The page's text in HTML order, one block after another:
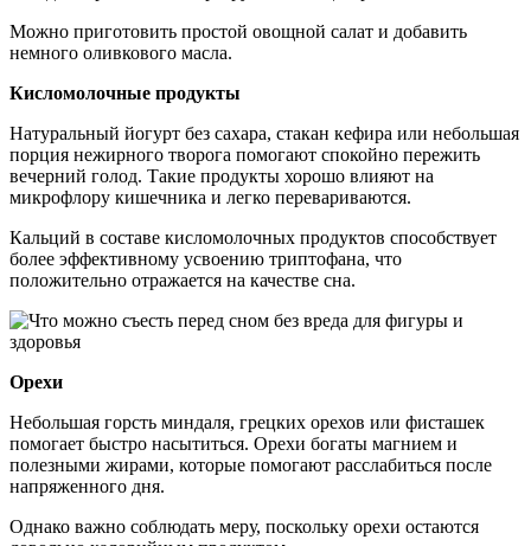
Можно приготовить простой овощной салат и добавить
немного оливкового масла.
Кисломолочные продукты
Натуральный йогурт без сахара, стакан кефира или небольшая
порция нежирного творога помогают спокойно пережить
вечерний голод. Такие продукты хорошо влияют на
микрофлору кишечника и легко перевариваются.
Кальций в составе кисломолочных продуктов способствует
более эффективному усвоению триптофана, что
положительно отражается на качестве сна.
Орехи
Небольшая горсть миндаля, грецких орехов или фисташек
помогает быстро насытиться. Орехи богаты магнием и
полезными жирами, которые помогают расслабиться после
напряженного дня.
Однако важно соблюдать меру, поскольку орехи остаются